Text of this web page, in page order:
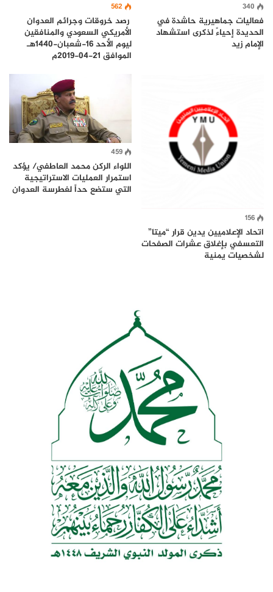
340
فعاليات جماهيرية حاشدة في
الحديدة إحياءً لذكرى استشهاد
الإمام زيد
562
رصد خروقات وجرائم العدوان
الأمريكي السعودي والمنافقين
ليوم الأحد 16-شعبان-1440هـ
الموافق 21-04-2019م
156
اتحاد الإعلاميين يدين قرار “ميتا”
التعسفي بإغلاق عشرات الصفحات
لشخصيات يمنية
459
اللواء الركن محمد العاطفي/ يؤكد
استمرار العمليات الاستراتيجية
التي ستضع حداً لغطرسة العدوان